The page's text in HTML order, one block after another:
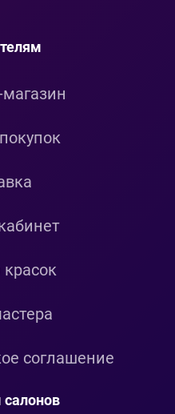
соглашение